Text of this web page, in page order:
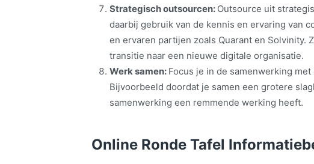
Strategisch outsourcen: Outsource uit
daarbij gebruik van de kennis en ervaring van
en ervaren partijen zoals Quarant en Solvinity.
transitie naar een nieuwe digitale organisatie.
Werk samen: Focus je in de samenwerking
Bijvoorbeeld doordat je samen een grotere
samenwerking een remmende werking heeft.
Online Ronde Tafel